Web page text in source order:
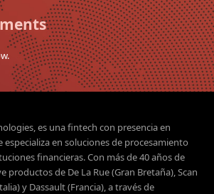
es una fintech con presencia en
especializa en soluciones de procesamiento
financieras. Con más de 40 años de
productos de De La Rue (Gran Bretaña), Scan
y Dassault (Francia), a través de